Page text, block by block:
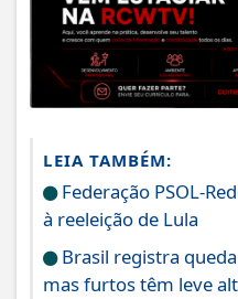
LEIA TAMBÉM:
Federação PSOL-
à reeleição de Lula
Brasil registra
mas furtos têm leve